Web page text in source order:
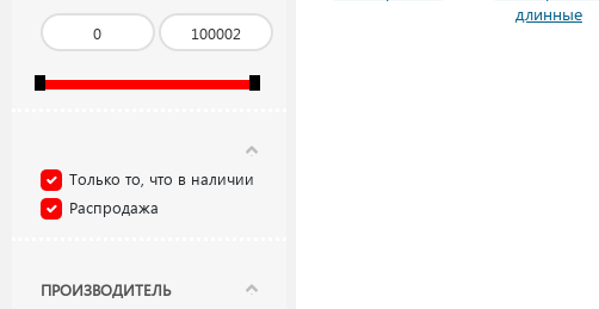
Только то, что в наличии
Распродажа
ПРОИЗВОДИТЕЛЬ
длинные